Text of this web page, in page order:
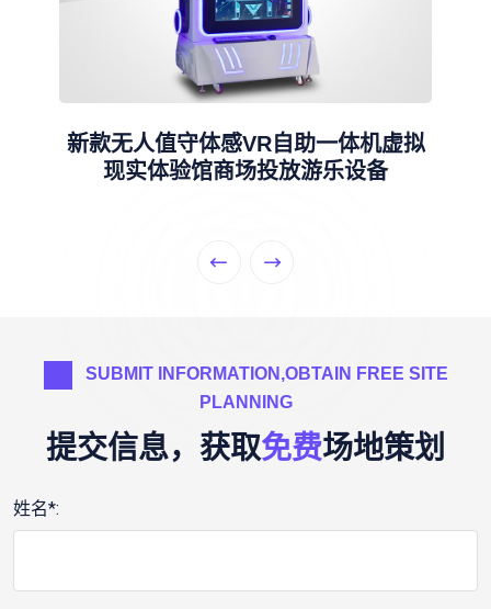
史可威vr体验馆设备易拉罐工地安
法教育大型虚拟观影游乐设备
SUBMIT INFORMATION,OBTAIN FREE SITE
PLANNING
提交信息，获取免费场地策划
姓名*: